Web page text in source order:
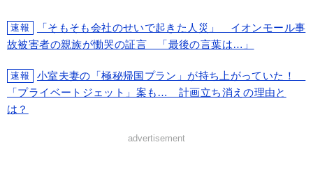
速報
「そもそも会社のせいで起きた人災」 イオンモール事
故被害者の親族が慟哭の証言 「最後の言葉は…」
速報
小室夫妻の「極秘帰国プラン」が持ち上がっていた！
「プライベートジェット」案も… 計画立ち消えの理由と
は？
advertisement